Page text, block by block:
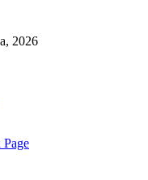
2026